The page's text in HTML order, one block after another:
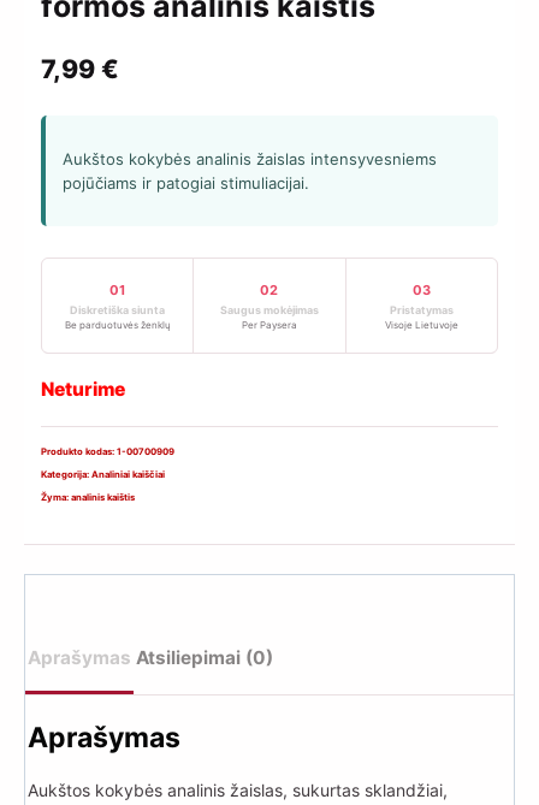
7,99€
Aukštos kokybės analinis žaislas intensyvesniems
pojūčiams ir patogiai stimuliacijai.
01
Diskretiška siunta
Be parduotuvės ženklų
02
Saugus mokėjimas
Per Paysera
03
Pristatymas
Visoje Lietuvoje
Neturime
Produkto kodas: 1-00700909
Kategorija: Analiniai kaiščiai
Žyma: analinis kaištis
Aprašymas Atsiliepimai (0)
Aprašymas
Aukštos kokybės analinis žaislas, sukurtas sklandžiai,